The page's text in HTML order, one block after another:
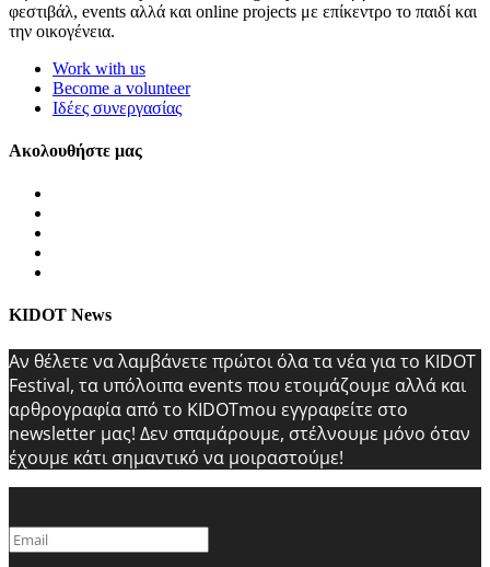
φεστιβάλ, events αλλά και online projects με επίκεντρο το παιδί και
την οικογένεια.
Work with us
Become a volunteer
Ιδέες συνεργασίας
Ακολουθήστε μας
KIDOT News
Αν θέλετε να λαμβάνετε πρώτοι όλα τα νέα για το KIDOT
Festival, τα υπόλοιπα events που ετοιμάζουμε αλλά και
αρθρογραφία από το KIDOTmou εγγραφείτε στο
newsletter μας! Δεν σπαμάρουμε, στέλνουμε μόνο όταν
έχουμε κάτι σημαντικό να μοιραστούμε!